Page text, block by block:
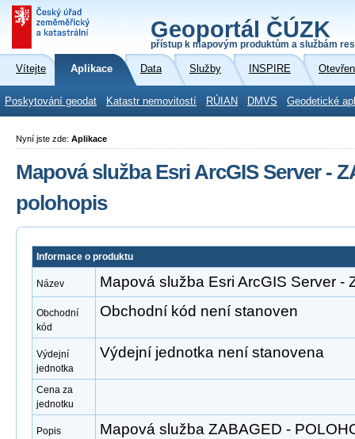
Geoportál ČÚZK
přístup k mapovým produktům a službám
Vítejte Aplikace Data Služby INSPIRE
Poskytování geodat Katastr nemovitostí RÚIAN DMVS Geodetické
Nyní jste zde: Aplikace
Mapová služba Esri ArcGIS Server -
polohopis
Informace o produktu
Název Mapová služba Esri ArcGIS Server -
Obchodní
kód
Obchodní kód není stanoven
Výdejní
jednotka
Výdejní jednotka není stanovena
Cena za
jednotku
Popis
Mapová služba ZABAGED -